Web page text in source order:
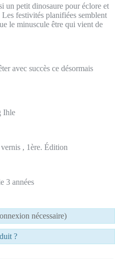
un petit dinosaure pour éclore et
festivités planifiées semblent
le minuscule être qui vient de
avec succès ce désormais
Ihle
, 1ère. Édition
3 années
nécessaire)
?